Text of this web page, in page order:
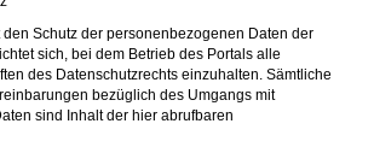
den Schutz der personenbezogenen Daten der
sich, bei dem Betrieb des Portals alle
des Datenschutzrechts einzuhalten. Sämtliche
bezüglich des Umgangs mit
sind Inhalt der hier abrufbaren